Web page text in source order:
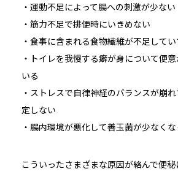
・運動不足によって腸への刺激が少ない
・筋力不足で排便時にいきめない
・食事に含まれる食物繊維が不足して
・トイレを我慢する癖が身について便
いる
・ストレスで自律神経のバランスが崩
定しない
・腸内環境が悪化して善玉菌が少なくな
こういったさまざまな原因が絡んで便秘